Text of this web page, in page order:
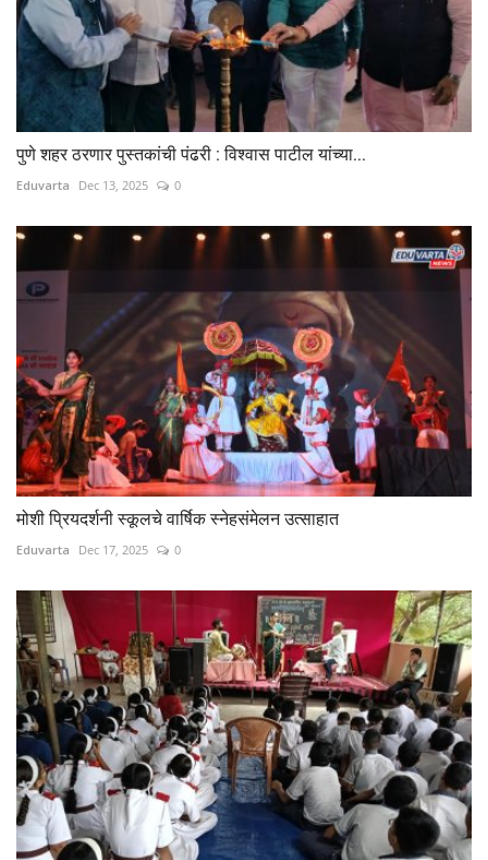
पुणे शहर ठरणार पुस्तकांची पंढरी : विश्वास पाटील यांच्या...
Eduvarta Dec 13, 2025 0
मोशी प्रियदर्शनी स्कूलचे वार्षिक स्नेहसंमेलन उत्साहात
Eduvarta Dec 17, 2025 0